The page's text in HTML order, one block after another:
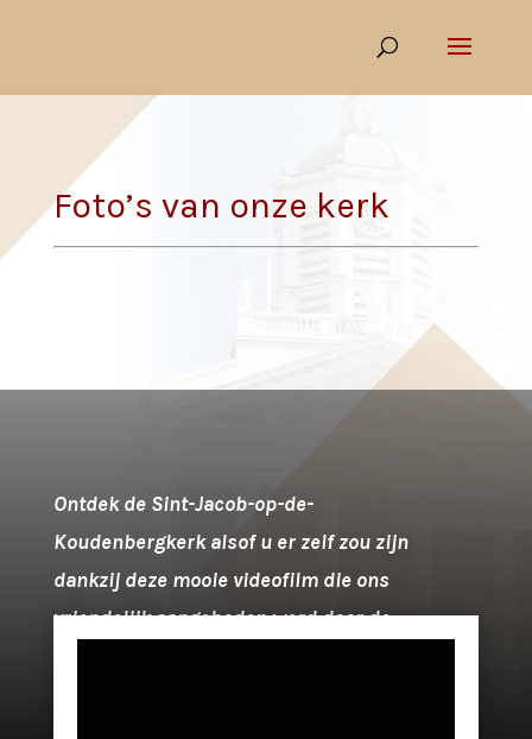
Foto’s van onze kerk
Ontdek de Sint-Jacob-op-de-
Koudenbergkerk alsof u er zelf zou zijn
dankzij deze mooie videofilm die ons
vriendelijk aangeboden werd door de